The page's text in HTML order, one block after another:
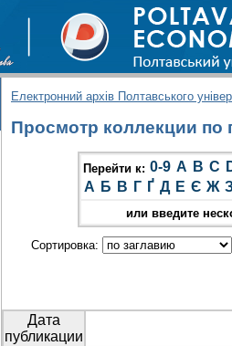
Електронний архів Полтавського
Просмотр коллекции по
Перейти к: 0-9 A B C
А Б В Г Ґ Д Е Є Ж
или введите
Сортировка:
Дата
публикации